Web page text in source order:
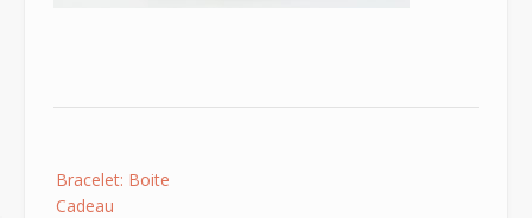
navigation
Bracelet: Boite
Cadeau